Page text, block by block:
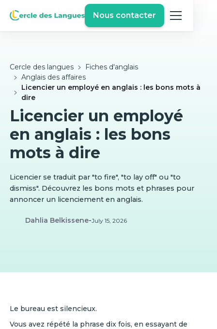
Nous contacter
Cercle des langues
Fiches d'anglais
Anglais des affaires
Licencier un employé en anglais : les bons mots à
dire
Licencier un employé
en anglais : les bons
mots à dire
Licencier se traduit par "to fire", "to lay off" ou "to
dismiss". Découvrez les bons mots et phrases pour
annoncer un licenciement en anglais.
Dahlia Belkissene-July 15, 2026
Le bureau est silencieux.
Vous avez répété la phrase dix fois, en essayant de